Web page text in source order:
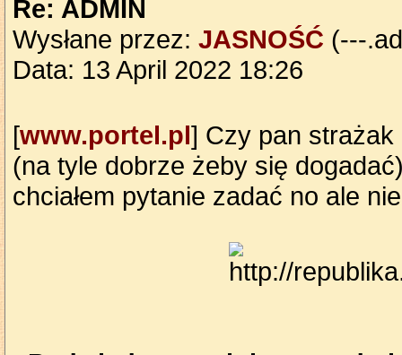
Re: ADMIN
Wysłane przez: JASNOŚĆ (---
Data: 13 April 2022 18:26
[www.portel.pl] Czy pan
(na tyle dobrze żeby się
chciałem pytanie zadać no ale